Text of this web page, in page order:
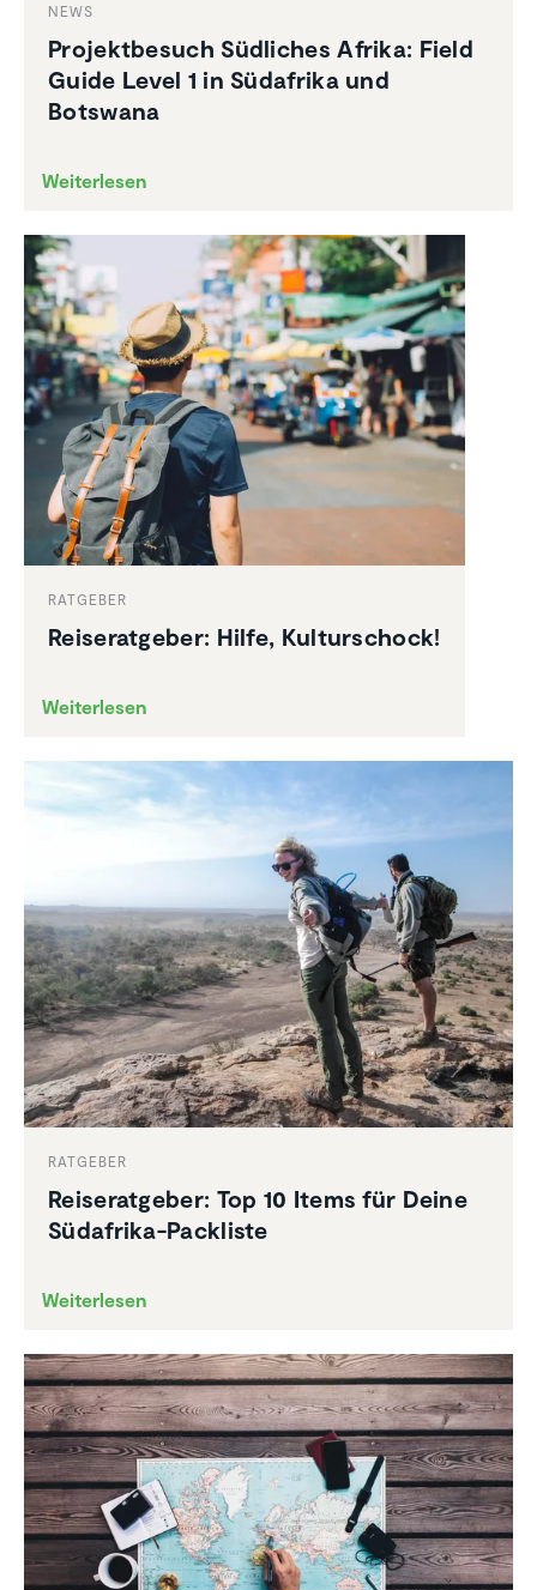
NEWS
Projekt­be­such Südliches Afrika: Field
Guide Level 1 in Südafrika und
Botswana
Weiterlesen
RATGEBER
Reise­rat­geber: Hilfe, Kultur­schock!
Weiterlesen
RATGEBER
Reise­rat­geber: Top 10 Items für Deine
Südafrika-Packliste
Weiterlesen